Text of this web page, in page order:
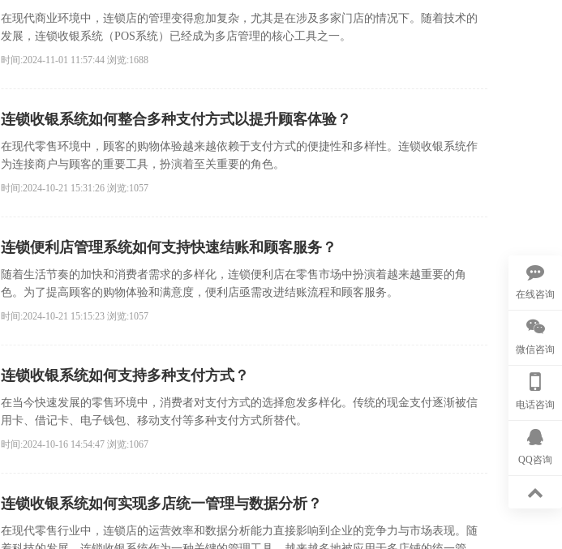
在线咨询
微信咨询
电话咨询
QQ咨询
在现代商业环境中，连锁店的管理变得愈加复杂，尤其是在涉及多家门店的情况下。随着技术的
发展，连锁收银系统（POS系统）已经成为多店管理的核心工具之一。
时间:2024-11-01 11:57:44 浏览:1688
连锁收银系统如何整合多种支付方式以提升顾客体验？
在现代零售环境中，顾客的购物体验越来越依赖于支付方式的便捷性和多样性。连锁收银系统作
为连接商户与顾客的重要工具，扮演着至关重要的角色。
时间:2024-10-21 15:31:26 浏览:1057
连锁便利店管理系统如何支持快速结账和顾客服务？
随着生活节奏的加快和消费者需求的多样化，连锁便利店在零售市场中扮演着越来越重要的角
色。为了提高顾客的购物体验和满意度，便利店亟需改进结账流程和顾客服务。
时间:2024-10-21 15:15:23 浏览:1057
连锁收银系统如何支持多种支付方式？
在当今快速发展的零售环境中，消费者对支付方式的选择愈发多样化。传统的现金支付逐渐被信
用卡、借记卡、电子钱包、移动支付等多种支付方式所替代。
时间:2024-10-16 14:54:47 浏览:1067
连锁收银系统如何实现多店统一管理与数据分析？
在现代零售行业中，连锁店的运营效率和数据分析能力直接影响到企业的竞争力与市场表现。随